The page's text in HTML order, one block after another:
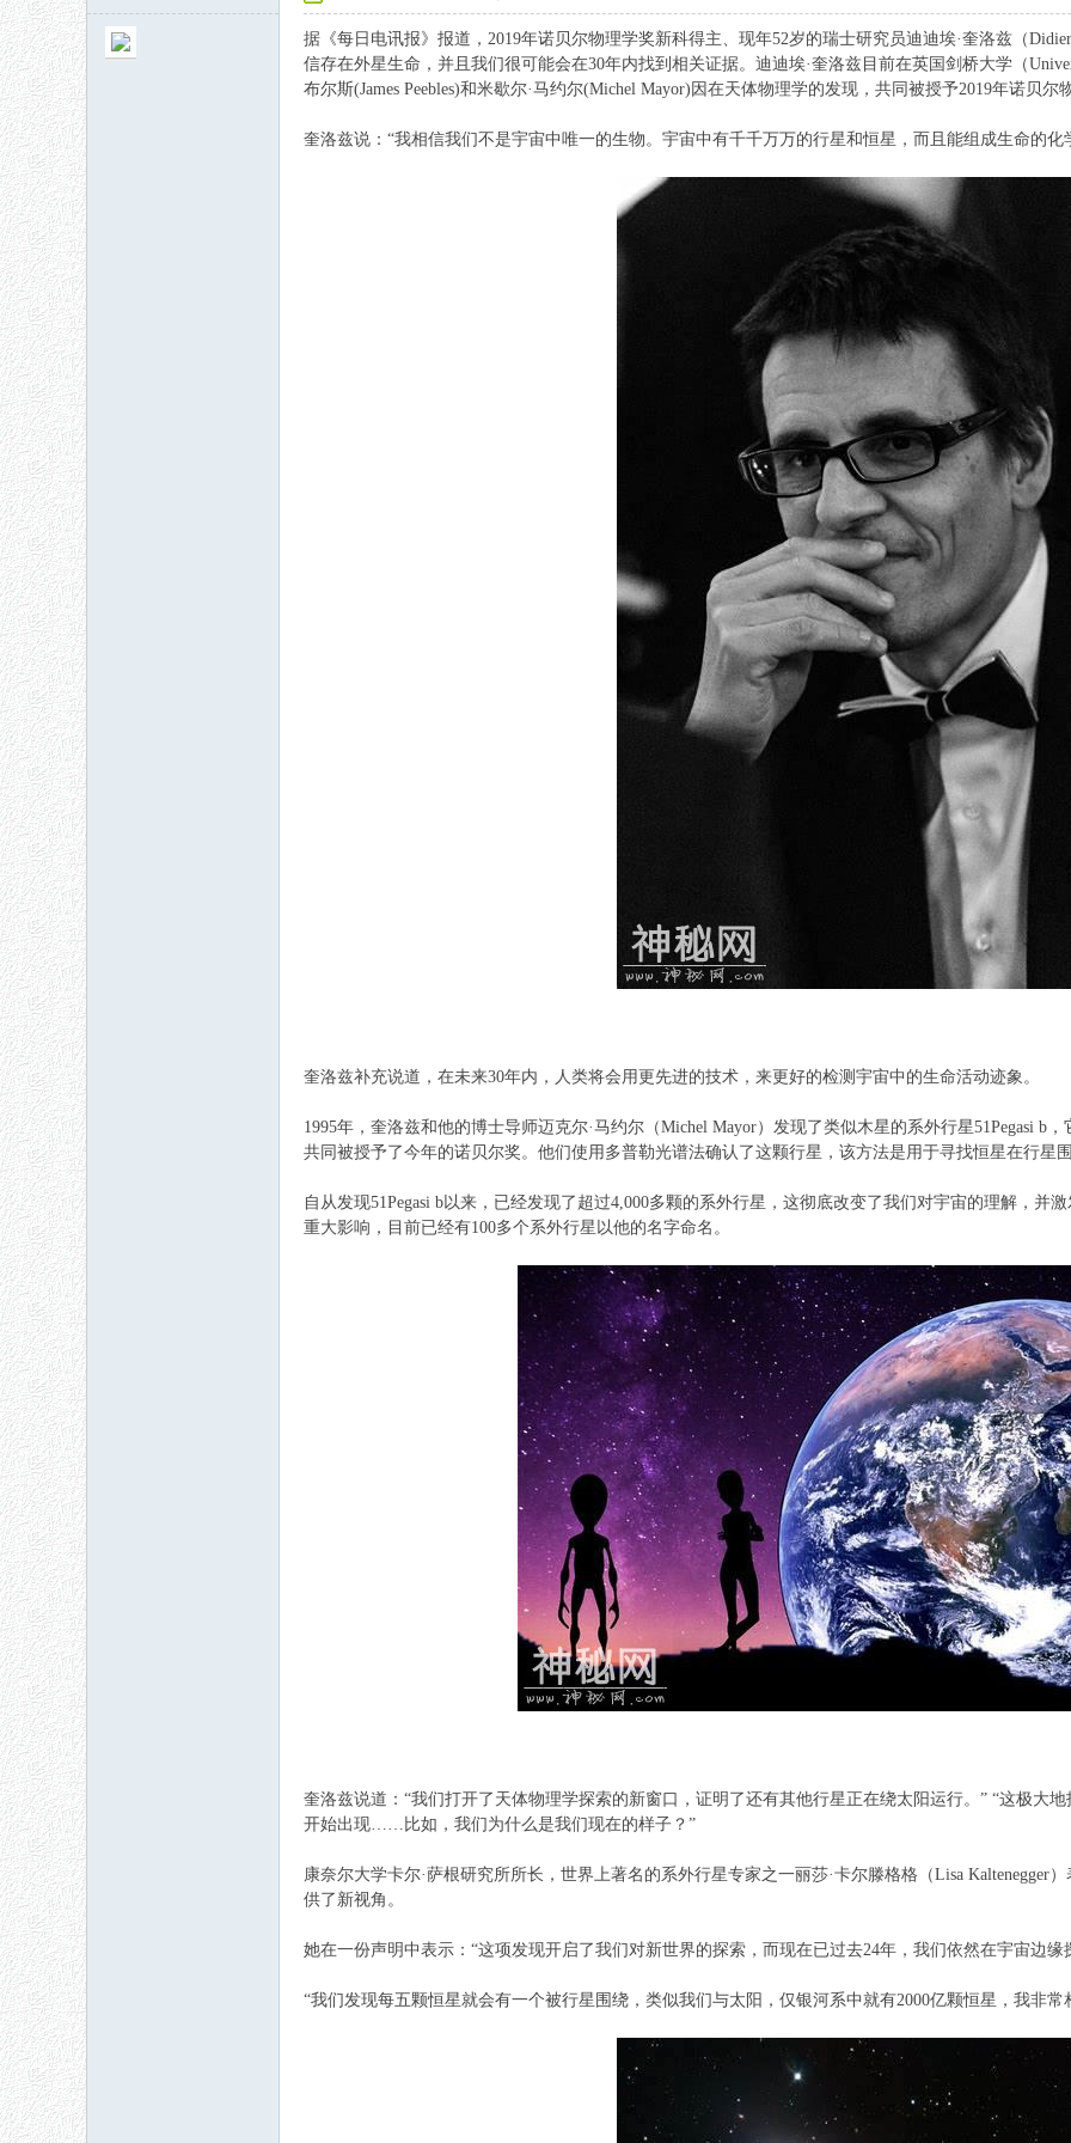
据《每日电讯报》报道，2019年诺贝尔物理学奖新科得主、现年52岁的瑞士研究员迪迪埃·奎洛兹（
信存在外星生命 ，并且我们很可能会在30年内找到相关证据。迪迪埃·奎洛兹目前在英国剑桥大学（
布尔斯(James Peebles)和米歇尔·马约尔(Michel Mayor)因在天体物理学的发现 ，共同被授予2019年诺贝尔
奎洛兹说：“我相信我们不是宇宙中唯一的生物。宇宙中有千千万万的行星和恒星，而且能组成生命的化
奎洛兹补充说道，在未来30年内，人类将会用更先进的技术，来更好的检测宇宙中的生命活动迹象。
1995年，奎洛兹和他的博士导师迈克尔·马约尔（Michel Mayor）发现了类似木星的系外行星51Pegasi b
共同被授予了今年的诺贝尔奖。他们使用多普勒光谱法确认了这颗行星，该方法是用于寻找恒星在行星
自从发现51Pegasi b以来，已经发现了超过4,000多颗的系外行星，这彻底改变了我们对宇宙的理解，并
重大影响，目前已经有100多个系外行星以他的名字命名。
奎洛兹说道：“我们打开了天体物理学探索的新窗口，证明了还有其他行星正在绕太阳运行。” “这极大
开始出现……比如，我们为什么是我们现在的样子？”
康奈尔大学卡尔·萨根研究所所长，世界上著名的系外行星专家之一丽莎·卡尔滕格格（Lisa Kaltenegger
供了新视角。
她在一份声明中表示：“这项发现开启了我们对新世界的探索，而现在已过去24年，我们依然在宇宙边
“我们发现每五颗恒星就会有一个被行星围绕，类似我们与太阳，仅银河系中就有2000亿颗恒星，我非